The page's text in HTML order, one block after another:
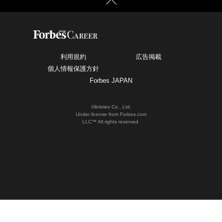
利用規約
広告掲載
個人情報保護方針
Forbes JAPAN
©linkties Co., Ltd.
Under license from Forbes.com
LLC™ All rights reserved.